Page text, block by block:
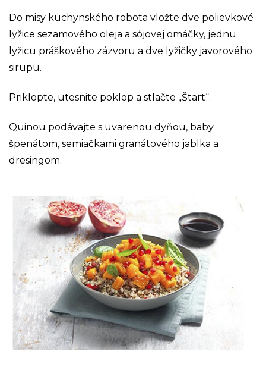
Do misy kuchynského robota vložte dve polievkové
lyžice sezamového oleja a sójovej omáčky, jednu
lyžicu práškového zázvoru a dve lyžičky javorového
sirupu.
Priklopte, utesnite poklop a stlačte „Štart“.
Quinou podávajte s uvarenou dyňou, baby
špenátom, semiačkami granátového jablka a
dresingom.